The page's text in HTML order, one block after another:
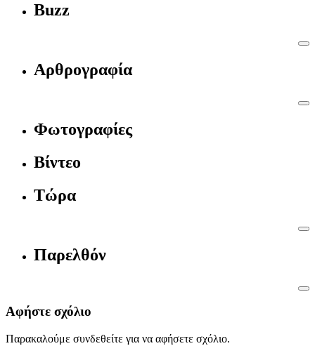
Buzz
Αρθρογραφία
Φωτογραφίες
Βίντεο
Τώρα
Παρελθόν
Αφήστε σχόλιο
Παρακαλούμε συνδεθείτε για να αφήσετε σχόλιο.